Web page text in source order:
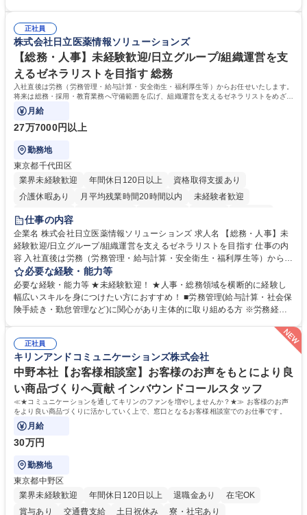
正社員
株式会社日立医薬情報ソリューションズ
【総務・人事】未経験歓迎/日立グループ/組織運営を支
えるゼネラリストを目指す 総務
入社直後は労務（労務管理・給与計算・安全衛生・福利厚生等）からお任せいたします。
将来は総務・採用・教育業務へ守備範囲を広げ、組織運営を支えるゼネラリストをめざせ
ます。
月給
27万7000円以上
勤務地
東京都千代田区
業界未経験歓迎
年間休日120日以上
資格取得支援あり
介護休暇あり
月平均残業時間20時間以内
未経験者歓迎
住宅手当あり
育休あり
完全週休2日制 交通費支給 土日祝休み 寮・社宅あり
仕事の内容
企業名 株式会社日立医薬情報ソリューションズ 求人名 【総務・人事】未
経験歓迎/日立グループ/組織運営を支えるゼネラリストを目指す 仕事の内
容 入社直後は労務（労務管理・給与計算・安全衛生・福利厚生等）からお
任せいたします。将来は総務・採用・教育業務へ守備範囲を広げ、組織運
営を支えるゼネラリストをめざせます。 ・初期業務：労働時間管理、給与
計算、社会保険対応、福利厚生管理、安全衛生、健康経営推進等をお任せ
します。ご経験に応じて、休職者管理など、幅広く経験を積んでいただき
★メンバーがマンツーマンで丁寧に教えるため、ご経験が浅くても安心！
幅広く経験を積みたい意欲がある方に最適な環境です。 募集職種 【総
務・人事】未経験歓迎/日立グループ/組織運営を支えるゼネラリストを目
指す
必要な経験・能力等
必要な経験・能力等 ★未経験歓迎！ ★人事・総務領域を横断的に経験し
幅広いスキルを身につけたい方におすすめ！ ■労務管理(給与計算・社会保
険手続き・勤怠管理など)に関心があり主体的に取り組める方 ※労務経験
マネジメント職として活躍したい 【尚可】■人事、労務、採用、教育業務
のご経験 ■労務管理（給与計算・社会保険手続き・勤怠管理など）の経験
■衛生管理者の資格をお持ちの方 学歴・資格 学歴：大学院 大学 高専 短大
専修学校 高校 語学力： 資格：
正社員
キリンアンドコミュニケーションズ株式会社
中野本社【お客様相談室】お客様のお声をもとにより良
い商品づくりへ貢献 インバウンドコールスタッフ
≪★コミュニケーションを通してキリンのファンを増やしませんか？★≫ お客様のお声
をより良い商品づくりに活かしていく上で、窓口となるお客様相談室でのお仕事です。
月給
30万円
勤務地
東京都中野区
業界未経験歓迎
年間休日120日以上 退職金あり
在宅OK
賞与あり
交通費支給 土日祝休み 寮・社宅あり